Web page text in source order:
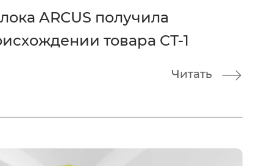
ARCUS получила
товара СТ-1
Читать